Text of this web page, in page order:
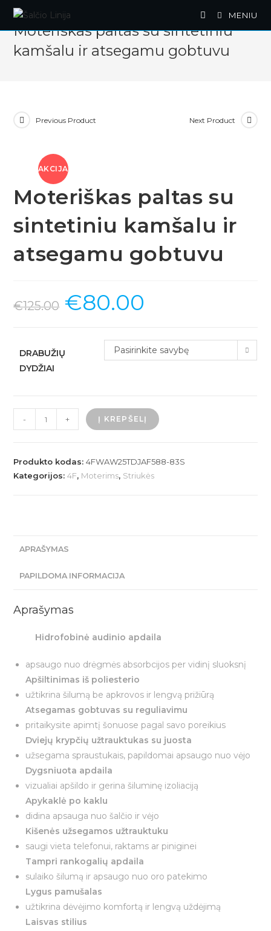
Skip
content
MENIU
Moteriškas paltas su sintetiniu
kamšalu ir atsegamu gobtuvu
AKCIJA
!
Previous Product Next Product
Moteriškas paltas su
sintetiniu kamšalu ir
atsegamu gobtuvu
€125.00 €80.00
DRABUŽIŲ
DYDŽIAI
Pasirinkite savybę
-
produkto
kiekis:
paltas
su
gobtuvu
+ Į KREPŠELĮ
Produkto kodas:4FWAW25TDJAF588-83S
Kategorijos:4F, Moterims, Striukės
APRAŠYMAS
PAPILDOMA INFORMACIJA
Aprašymas
Hidrofobinė audinio apdaila
apsaugo nuo drėgmės absorbcijos per vidinį sluoksnį
Apšiltinimas iš poliesterio
užtikrina šilumą be apkrovos ir lengvą prižiūrą
Atsegamas gobtuvas su reguliavimu
pritaikysite apimtį šonuose pagal savo poreikius
Dviejų krypčių užtrauktukas su juosta
užsegama spraustukais, papildomai apsaugo nuo vėjo
Dygsniuota apdaila
vizualiai apšildo ir gerina šiluminę izoliaciją
Apykaklė po kaklu
didina apsauga nuo šalčio ir vėjo
Kišenės užsegamos užtrauktuku
saugi vieta telefonui, raktams ar piniginei
Tampri rankogalių apdaila
sulaiko šilumą ir apsaugo nuo oro patekimo
Lygus pamušalas
užtikrina dėvėjimo komfortą ir lengvą uždėjimą
Laisvas stilius